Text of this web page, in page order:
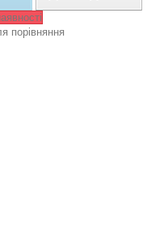
порівняння